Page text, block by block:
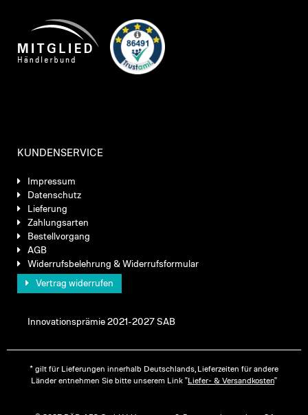
KUNDENSERVICE
Impressum
Datenschutz
Lieferung
Zahlungsarten
Bestellvorgang
AGB
Widerrufsbelehrung & Widerrufsformular
Vertrag widerrufen
Innovationsprämie 2021-2027 SAB
* gilt für Lieferungen innerhalb Deutschlands, Lieferzeiten für andere
Länder entnehmen Sie bitte unserem Link "Liefer- & Versandkosten"